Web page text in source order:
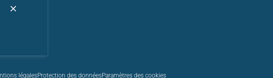
légalesProtection des donnéesParamètres des cookies